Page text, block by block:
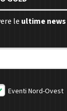
le ultime news
Eventi Nord-Ovest